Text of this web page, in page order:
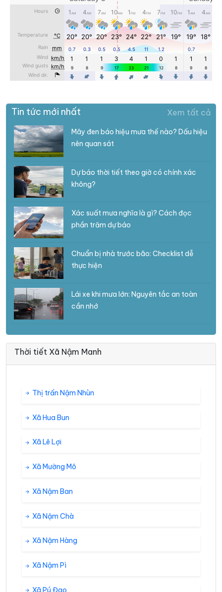
Tin tức mới nhất Xem tất cả
Mây đen báo hiệu mưa thế nào? Dấu hiệu
nên quan sát
Dự báo thời tiết theo giờ có chính xác
không?
Xác suất mưa nghĩa là gì? Cách đọc
phần trăm dự báo
Chuẩn bị nhà trước bão: Checklist dễ
thực hiện
Lái xe khi mưa lớn: Nguyên tắc an toàn
cần nhớ
Thời tiết Xã Nậm Manh
Thị trấn Nậm Nhùn
Xã Hua Bun
Xã Lê Lợi
Xã Mường Mô
Xã Nậm Ban
Xã Nậm Chà
Xã Nậm Hàng
Xã Nậm Pì
Xã Pú Đao